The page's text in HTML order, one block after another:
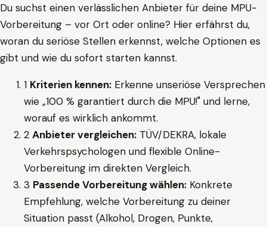
Du suchst einen verlässlichen Anbieter für deine MPU-
Vorbereitung – vor Ort oder online? Hier erfährst du,
woran du seriöse Stellen erkennst, welche Optionen es
gibt und wie du sofort starten kannst.
1 Kriterien kennen: Erkenne unseriöse Versprechen
wie „100 % garantiert durch die MPU!" und lerne,
worauf es wirklich ankommt.
2 Anbieter vergleichen: TÜV/DEKRA, lokale
Verkehrspsychologen und flexible Online-
Vorbereitung im direkten Vergleich.
3 Passende Vorbereitung wählen: Konkrete
Empfehlung, welche Vorbereitung zu deiner
Situation passt (Alkohol, Drogen, Punkte,